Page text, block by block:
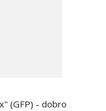
(GFP) - dobro